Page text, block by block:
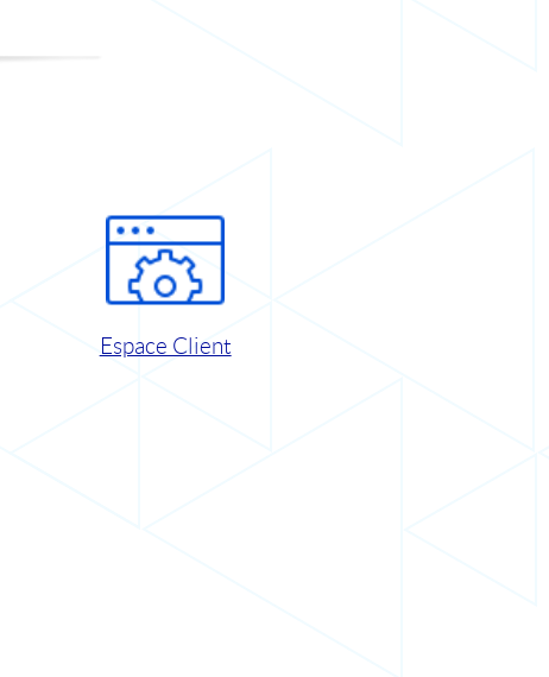
Espace Client